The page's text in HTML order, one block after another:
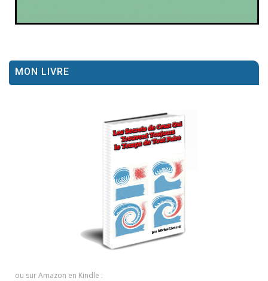
MON LIVRE
ou sur Amazon en Kindle :